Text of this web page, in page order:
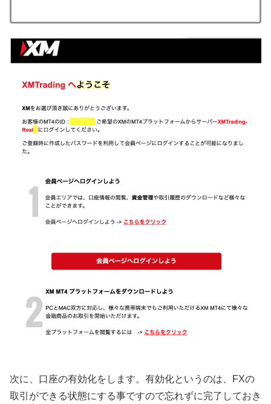
次に、口座の有効化をします。有効化というのは、FXの
取引ができる状態にする事ですので忘れずに完了しておき